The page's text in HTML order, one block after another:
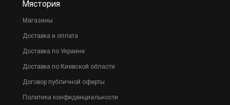
Мястория
Магазины
Доставка и оплата
Доставка по Украине
Доставка по Киевской области
Договор публичной оферты
Политика конфиденциальности